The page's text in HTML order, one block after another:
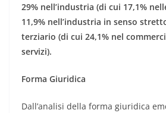
29% nell’industria (di cui 17,1%
11,9% nell’industria in senso
terziario (di cui 24,1% nel
servizi).
Forma Giuridica
Dall’analisi della forma giuridica